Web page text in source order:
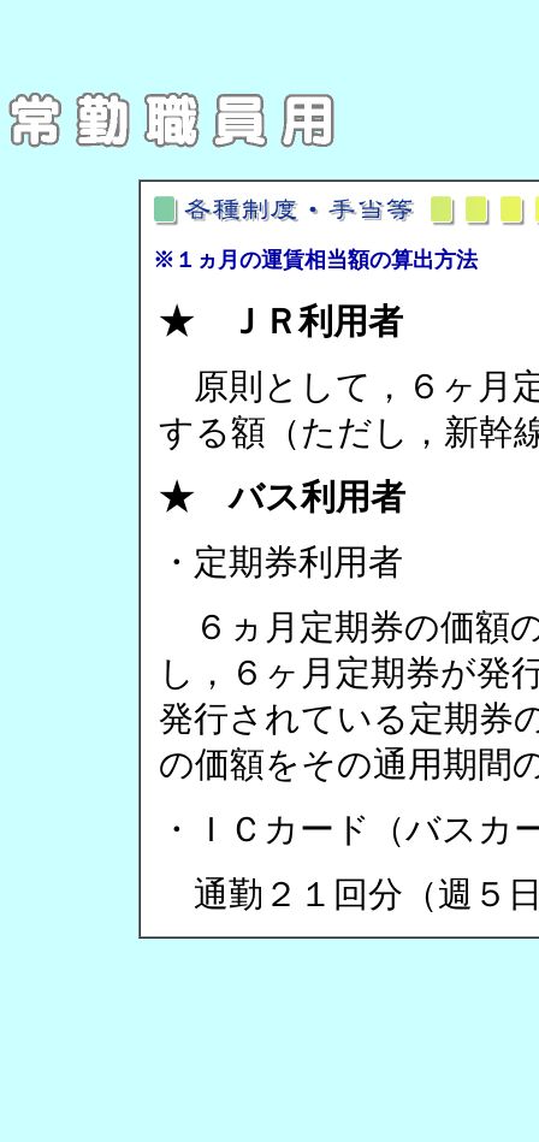
※１ヵ月の運賃相当額の算出方法
★ ＪＲ利用者
原則として，６ヶ月
する額（ただし，新幹
★ バス利用者
・定期券利用者
６ヵ月定期券の価額
し，６ヶ月定期券が発
発行されている定期券
の価額をその通用期間
・ＩＣカード（バスカ
通勤２１回分（週５